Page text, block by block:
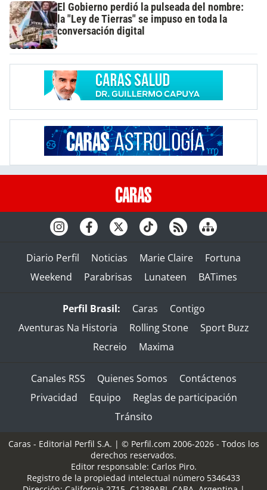
El Gobierno perdió la pulseada del nombre:
la "Ley de Tierras" se impuso en toda la
conversación digital
Diario Perfil Noticias Marie Claire
Fortuna
Weekend
Parabrisas Lunateen BATimes
Perfil Brasil: Caras
Contigo
Aventuras Na Historia
Rolling Stone
Sport Buzz
Recreio
Maxima
Canales RSS Quienes Somos
Contáctenos
Privacidad
Equipo
Reglas de participación
Tránsito
Caras - Editorial Perfil S.A. | © Perfil.com 2006-2026 - Todos los
derechos reservados.
Editor responsable: Carlos Piro.
Registro de la propiedad intelectual número 5346433